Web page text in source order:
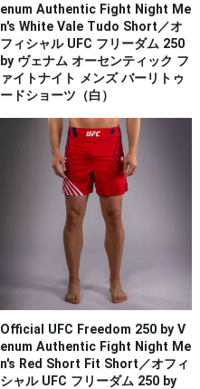
enum Authentic Fight Night Me
n's White Vale Tudo Short／オ
フィシャル UFC フリーダム 250
by ヴェナム オーセンティック フ
ァイトナイト メンズ バーリトゥ
ードショーツ（白）
Official UFC Freedom 250 by V
enum Authentic Fight Night Me
n's Red Short Fit Short／オフィ
シャル UFC フリーダム 250 by